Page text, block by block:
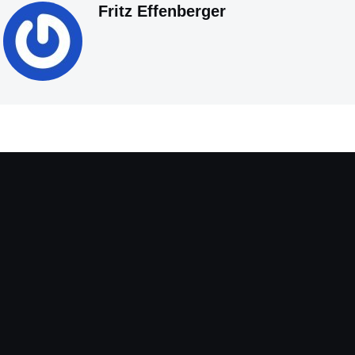
Fritz Effenberger